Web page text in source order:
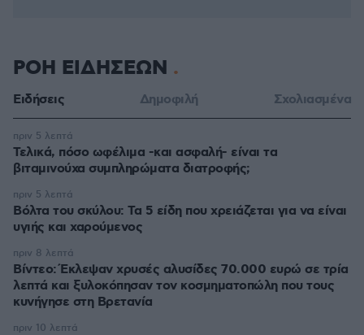
ΡΟΗ ΕΙΔΗΣΕΩΝ
Ειδήσεις Δημοφιλή Σχολιασμένα
Τελικά, πόσο ωφέλιμα -και ασφαλή- είναι τα
βιταμινούχα συμπληρώματα διατροφής;
πριν 5 λεπτά
Βόλτα του σκύλου: Τα 5 είδη που χρειάζεται για να είναι
υγιής και χαρούμενος
πριν 5 λεπτά
Βίντεο: Έκλεψαν χρυσές αλυσίδες 70.000 ευρώ σε τρία
λεπτά και ξυλοκόπησαν τον κοσμηματοπώλη που τους
κυνήγησε στη Βρετανία
πριν 8 λεπτά
πριν 10 λεπτά